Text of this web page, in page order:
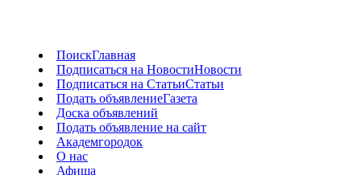
ПоискГлавная
Подписаться на НовостиНовости
Подписаться на СтатьиСтатьи
Подать объявлениеГазета
Доска объявлений
Подать объявление на сайт
Академгородок
О нас
Афиша